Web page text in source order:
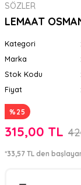
SÖZLER
LEMAAT
Kategori
Marka
Stok Kodu
Fiyat
%25
315,00 TL
*33,57 TL den